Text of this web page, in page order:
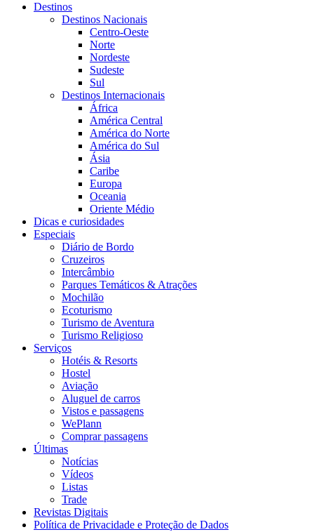
Destinos
Destinos Nacionais
Centro-Oeste
Norte
Nordeste
Sudeste
Sul
Destinos Internacionais
África
América Central
América do Norte
América do Sul
Ásia
Caribe
Europa
Oceania
Oriente Médio
Dicas e curiosidades
Especiais
Diário de Bordo
Cruzeiros
Intercâmbio
Parques Temáticos & Atrações
Mochilão
Ecoturismo
Turismo de Aventura
Turismo Religioso
Serviços
Hotéis & Resorts
Hostel
Aviação
Aluguel de carros
Vistos e passagens
WePlann
Comprar passagens
Últimas
Notícias
Vídeos
Listas
Trade
Revistas Digitais
Política de Privacidade e Proteção de Dados